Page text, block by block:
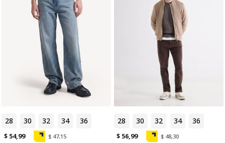
28 30 32 34 36
$ 54,99
$ 47,15
28 30 32 34 36
$ 56,99 $ 48,30